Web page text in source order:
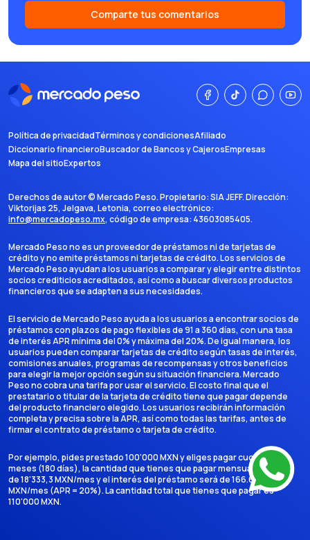
Comparte tus comentarios
Política de privacidadTérminos y condicionesAfiliado
Diccionario financieroBuscador de Bancos y CajerosEmpresas
Mapa del sitioExpertos
Derechos de autor ©Mercado Peso. Propietario:SIA JEFF. Dirección:
Viktorijas 25, Jelgava, Letonia, correo electrónico:
info@mercadopeso.mx, código de empresa: 43603085405.
Mercado Peso no es un proveedor de préstamos ni de tarjetas de
crédito y no emite préstamos ni tarjetas de crédito. Los servicios de
Mercado Peso ayudan a los usuarios a comparar y elegir entre distintos
socios crediticios acreditados, así como a buscar diversos productos
financieros que se adapten a sus necesidades.
El servicio de Mercado Peso ayuda a los usuarios a encontrar socios de
préstamos con plazos de pago flexibles de 91 a 360 días, con una tasa
de interés APR mínima del 0% y máxima del 20%. De igual manera, los
usuarios pueden comparar tarjetas de crédito según tasas de interés,
comisiones anuales, programas de recompensas y otros beneficios
para elegir la mejor opción según su situación financiera. Mercado
Peso no cobra una tarifa por usar el servicio. El costo final que el
prestatario o titular de la tarjeta de crédito tiene que pagar depende
del producto financiero elegido. Los usuarios recibirán información
completa y precisa sobre la APR, así como todas las tarifas, antes de
firmar el contrato de préstamo o tarjeta de crédito.
Por ejemplo, pides prestado 100'000 MXN y eliges pagar cuotas en 6
meses (180 días), la cantidad que tienes que pagar mensualmente es
de 18'333,3 MXN/mes y el interés del préstamo será de 166.666,7
MXN/mes (APR = 20%). La cantidad total que tienes que pagar es
110'000 MXN.